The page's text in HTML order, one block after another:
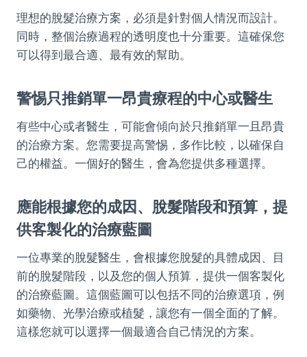
理想的脫髮治療方案，必須是針對個人情況而設計。
同時，整個治療過程的透明度也十分重要。這確保您
可以得到最合適、最有效的幫助。
警惕只推銷單一昂貴療程的中心或醫生
有些中心或者醫生，可能會傾向於只推銷單一且昂貴
的治療方案。您需要提高警惕，多作比較，以確保自
己的權益。一個好的醫生，會為您提供多種選擇。
應能根據您的成因、脫髮階段和預算，提
供客製化的治療藍圖
一位專業的脫髮醫生，會根據您脫髮的具體成因、目
前的脫髮階段，以及您的個人預算，提供一個客製化
的治療藍圖。這個藍圖可以包括不同的治療選項，例
如藥物、光學治療或植髮，讓您有一個全面的了解。
這樣您就可以選擇一個最適合自己情況的方案。